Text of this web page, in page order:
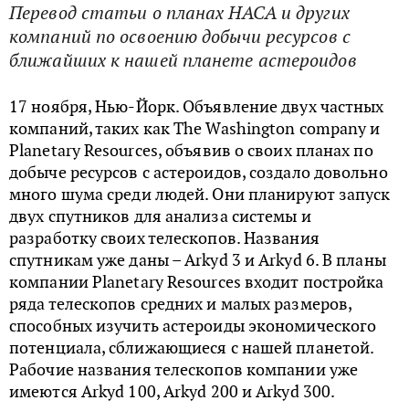
Перевод статьи о планах НАСА и других
компаний по освоению добычи ресурсов с
ближайших к нашей планете астероидов
17 ноября, Нью-Йорк. Объявление двух частных
компаний, таких как The Washington company и
Planetary Resources, объявив о своих планах по
добыче ресурсов с астероидов, создало довольно
много шума среди людей. Они планируют запуск
двух спутников для анализа системы и
разработку своих телескопов. Названия
спутникам уже даны – Arkyd 3 и Arkyd 6. В планы
компании Planetary Resources входит постройка
ряда телескопов средних и малых размеров,
способных изучить астероиды экономического
потенциала, сближающиеся с нашей планетой.
Рабочие названия телескопов компании уже
имеются Arkyd 100, Arkyd 200 и Arkyd 300.